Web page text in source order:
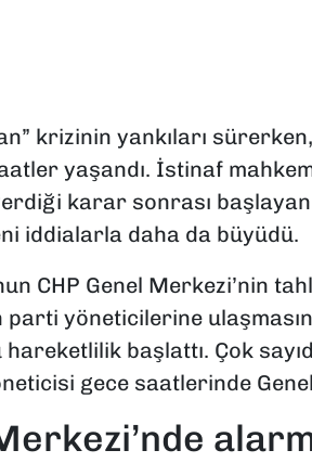
krizinin yankıları
yaşandı. İstinaf
karar sonrası
iddialarla daha da büyüdü.
CHP Genel Merkezi’nin
yöneticilerine
başlattı. Çok
gece saatlerinde Genel